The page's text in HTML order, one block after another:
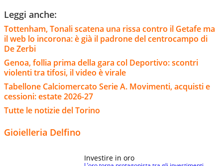
Leggi anche:
Tottenham, Tonali scatena una rissa contro il Getafe ma
il web lo incorona: è già il padrone del centrocampo di
De Zerbi
Genoa, follia prima della gara col Deportivo: scontri
violenti tra tifosi, il video è virale
Tabellone Calciomercato Serie A. Movimenti, acquisti e
cessioni: estate 2026-27
Tutte le notizie del Torino
Gioielleria Delfino
Investire in oro